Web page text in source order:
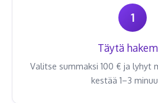
1
Täytä
Valitse summaksi 100 € ja lyhyt
kestää 1–3